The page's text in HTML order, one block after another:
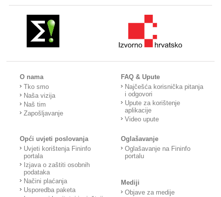
O nama
Tko smo
Naša vizija
Naš tim
Zapošljavanje
FAQ & Upute
Najčešća korisnička pitanja
i odgovori
Upute za korištenje
aplikacije
Video upute
Opći uvjeti poslovanja
Uvjeti korištenja Fininfo
portala
Izjava o zaštiti osobnih
podataka
Načini plaćanja
Usporedba paketa
Oglašavanje
Oglašavanje na Fininfo
portalu
Mediji
Objave za medije